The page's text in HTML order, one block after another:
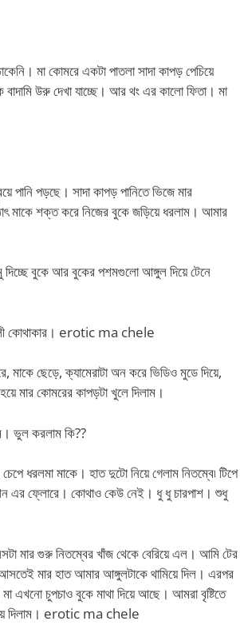
মা কোমরে একটা পাতলা সাদা কাপড় পেচিয়ে
উরু দেখা যাচ্ছে। আর থং এর কালো ফিতা। মা
পড়ছে। সাদা কাপড় পানিতে ভিজে মার
মাকে শক্ত করে নিজের বুকে জড়িয়ে ধরলাম। আমার
বুকে আর বুকের পশমগুলো আঙ্গুল দিয়ে টেনে
কোথাকার। erotic ma chele
ছেড়ে, ক্যামেরাটা অন করে ভিডিও মুডে দিয়ে,
মার কোমরের কাপড়টা খুলে দিলাম।
ভুল করলাম কি??
ধরলমা মাকে। হাত দুটো নিয়ে গেলাম নিতম্বে৷ টিপে
এর ফ্লোরে। কোথাও কেউ নেই। ধু ধু চারপাশ। শুধু
মার গুরু নিতম্বের খাঁজ থেকে বেরিয়ে এল। আমি টের
মার হাত আমার আঙ্গুলটাকে থামিয়ে দিল। এরপর
এখনো চুপচাও বুকে মাথা দিয়ে আছে। আমরা বৃষ্টিতে
দিলাম। erotic ma chele